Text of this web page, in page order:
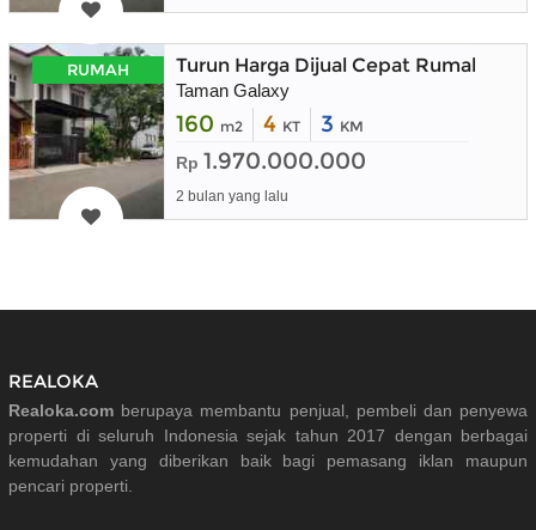
RUMAH Turun Harga Dijual Cepat Rumah 2
Taman Galaxy
160 m2 4 KT 3 KM
Rp 1.970.000.000
2 bulan yang lalu
REALOKA
Realoka.com berupaya membantu penjual, pembeli dan penyewa
properti di seluruh Indonesia sejak tahun 2017 dengan berbagai
kemudahan yang diberikan baik bagi pemasang iklan maupun
pencari properti.